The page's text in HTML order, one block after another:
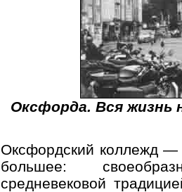
Оксфорда. Вся жизнь
Оксфордский коллежд —
большее:
средневековой